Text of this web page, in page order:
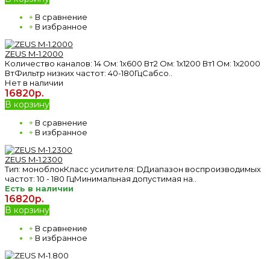
+ В сравнение
+ В избранное
ZEUS M-1.2000
Количество каналов: 14 Ом: 1х600 Вт2 Ом: 1х1200 Вт1 Ом: 1х2000
ВтФильтр низких частот: 40-180ГцСабсо..
Нет в наличии
16820р.
В корзину
+ В сравнение
+ В избранное
ZEUS M-1.2300
Тип: моноблокКласс усилителя: DДиапазон воспроизводимых
частот: 10 - 180 ГцМинимальная допустимая на..
Есть в наличии
16820р.
В корзину
+ В сравнение
+ В избранное